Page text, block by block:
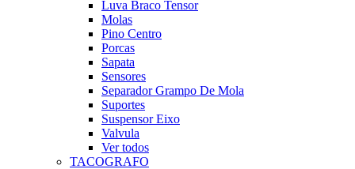
Luva Braco Tensor
Molas
Pino Centro
Porcas
Sapata
Sensores
Separador Grampo De Mola
Suportes
Suspensor Eixo
Valvula
Ver todos
TACOGRAFO